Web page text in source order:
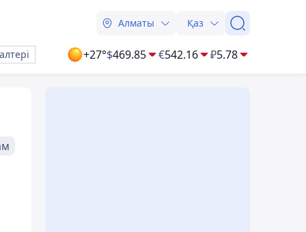
Алматы Қаз
+27°$469.85 €542.16 ₽5.78